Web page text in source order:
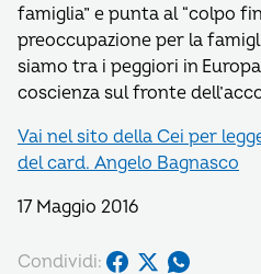
famiglia” e punta al “colpo
preoccupazione per la
siamo tra i peggiori in
coscienza sul fronte
Vai nel sito della Cei per
del card. Angelo Bagnasco
17 Maggio 2016
Condividi: